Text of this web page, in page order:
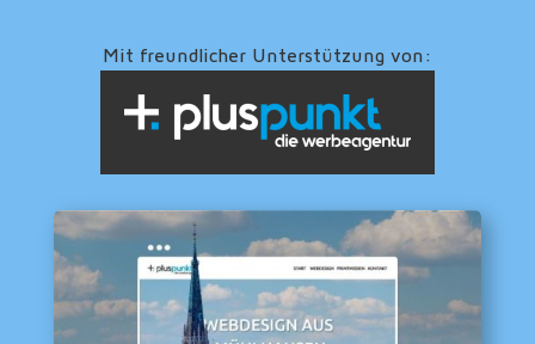
Mit freundlicher Unterstützung von: